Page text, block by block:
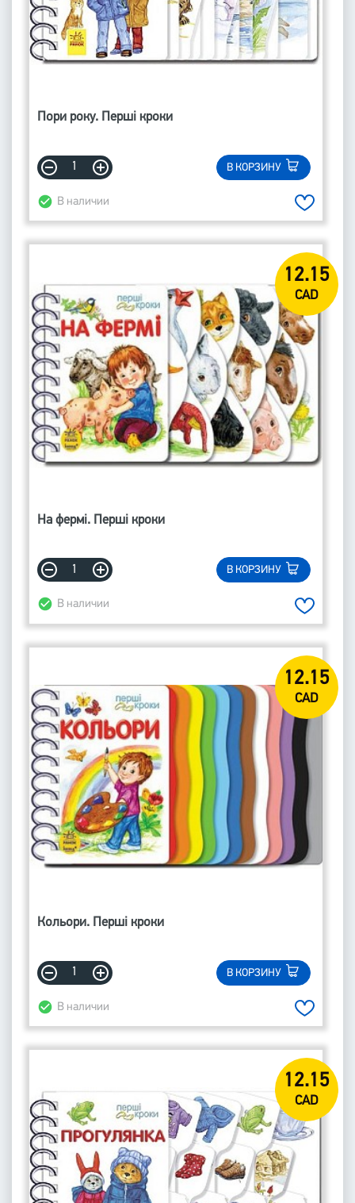
Пори року. Перші кроки
В КОРЗИНУ
В наличии
12.15
CAD
На фермі. Перші кроки
В КОРЗИНУ
В наличии
12.15
CAD
Кольори. Перші кроки
В КОРЗИНУ
В наличии
12.15
CAD